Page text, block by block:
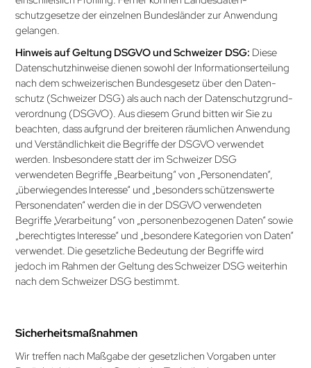
schutzgesetze der einzelnen Bundesländer zur Anwendung
gelangen.
Hinweis auf Geltung DSGVO und Schweizer DSG: Diese
Datenschutzhinweise dienen sowohl der Informationserteilung
nach dem schweizerischen Bundesgesetz über den Daten­
schutz (Schweizer DSG) als auch nach der Datenschutzgrund­
verordnung (DSGVO). Aus diesem Grund bitten wir Sie zu
beachten, dass aufgrund der breiteren räumlichen Anwendung
und Verständlichkeit die Begriffe der DSGVO verwendet
werden. Insbesondere statt der im Schweizer DSG
verwendeten Begriffe „Bearbeitung“ von „Personendaten“,
„über­wiegendes Interesse“ und „besonders schützenswerte
Personendaten“ werden die in der DSGVO verwendeten
Begriffe „Verarbeitung“ von „personen­bezogenen Daten“ sowie
„berechtigtes Interesse“ und „besondere Kategorien von Daten“
verwendet. Die gesetz­liche Bedeutung der Begriffe wird
jedoch im Rahmen der Geltung des Schweizer DSG weiterhin
nach dem Schweizer DSG bestimmt.
Sicherheitsmaßnahmen
Wir treffen nach Maßgabe der gesetzlichen Vorgaben unter